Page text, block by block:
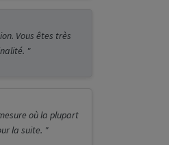
Vous êtes très
"
où la plupart
la suite. "